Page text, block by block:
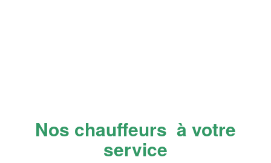
Nos chauffeurs à votre
service